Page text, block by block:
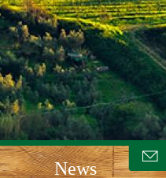
News